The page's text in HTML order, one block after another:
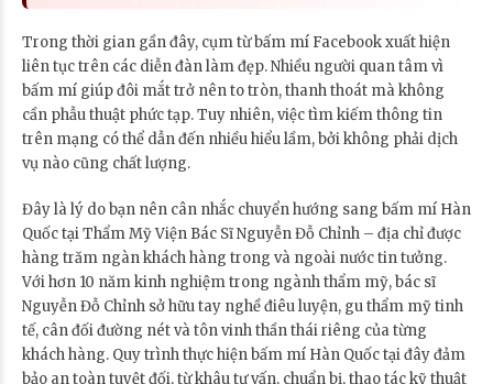
Trong thời gian gần đây, cụm từ bấm mí Facebook xuất hiện
liên tục trên các diễn đàn làm đẹp. Nhiều người quan tâm vì
bấm mí giúp đôi mắt trở nên to tròn, thanh thoát mà không
cần phẫu thuật phức tạp. Tuy nhiên, việc tìm kiếm thông tin
trên mạng có thể dẫn đến nhiều hiểu lầm, bởi không phải dịch
vụ nào cũng chất lượng.
Đây là lý do bạn nên cân nhắc chuyển hướng sang bấm mí Hàn
Quốc tại Thẩm Mỹ Viện Bác Sĩ Nguyễn Đỗ Chỉnh – địa chỉ được
hàng trăm ngàn khách hàng trong và ngoài nước tin tưởng.
Với hơn 10 năm kinh nghiệm trong ngành thẩm mỹ, bác sĩ
Nguyễn Đỗ Chỉnh sở hữu tay nghề điêu luyện, gu thẩm mỹ tinh
tế, cân đối đường nét và tôn vinh thần thái riêng của từng
khách hàng. Quy trình thực hiện bấm mí Hàn Quốc tại đây đảm
bảo an toàn tuyệt đối, từ khâu tư vấn, chuẩn bị, thao tác kỹ thuật